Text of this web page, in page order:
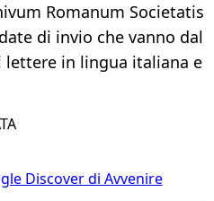
Romanum Societatis
di invio che vanno dal
lettere in lingua italiana e
Discover di Avvenire